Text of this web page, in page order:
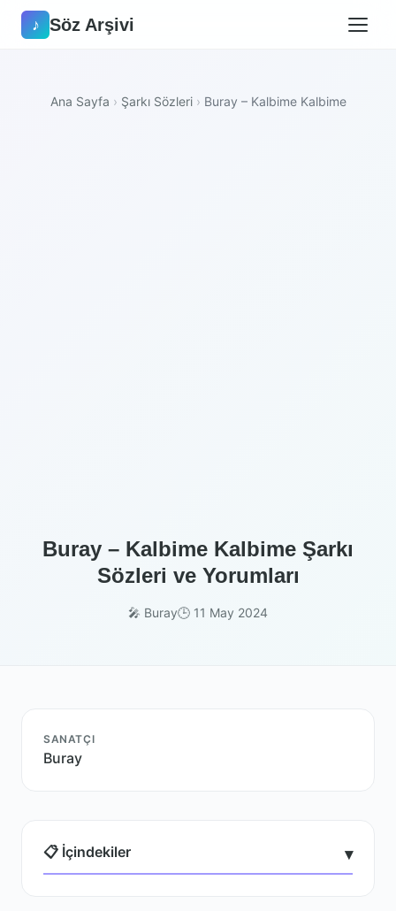
♪ Söz Arşivi
Ana Sayfa › Şarkı Sözleri › Buray – Kalbime Kalbime
Buray – Kalbime Kalbime Şarkı
Sözleri ve Yorumları
🎤 Buray🕒 11 May 2024
SANATÇI
Buray
📋 İçindekiler ▾